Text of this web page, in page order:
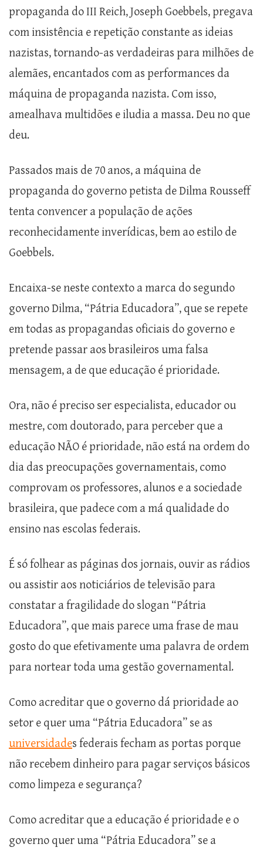
propaganda do III Reich, Joseph Goebbels, pregava
com insistência e repetição constante as ideias
nazistas, tornando-as verdadeiras para milhões de
alemães, encantados com as performances da
máquina de propaganda nazista. Com isso,
amealhava multidões e iludia a massa. Deu no que
deu.
Passados mais de 70 anos, a máquina de
propaganda do governo petista de Dilma Rousseff
tenta convencer a população de ações
reconhecidamente inverídicas, bem ao estilo de
Goebbels.
Encaixa-se neste contexto a marca do segundo
governo Dilma, “Pátria Educadora”, que se repete
em todas as propagandas oficiais do governo e
pretende passar aos brasileiros uma falsa
mensagem, a de que educação é prioridade.
Ora, não é preciso ser especialista, educador ou
mestre, com doutorado, para perceber que a
educação NÃO é prioridade, não está na ordem do
dia das preocupações governamentais, como
comprovam os professores, alunos e a sociedade
brasileira, que padece com a má qualidade do
ensino nas escolas federais.
É só folhear as páginas dos jornais, ouvir as rádios
ou assistir aos noticiários de televisão para
constatar a fragilidade do slogan “Pátria
Educadora”, que mais parece uma frase de mau
gosto do que efetivamente uma palavra de ordem
para nortear toda uma gestão governamental.
Como acreditar que o governo dá prioridade ao
setor e quer uma “Pátria Educadora” se as
universidades federais fecham as portas porque
não recebem dinheiro para pagar serviços básicos
como limpeza e segurança?
Como acreditar que a educação é prioridade e o
governo quer uma “Pátria Educadora” se a